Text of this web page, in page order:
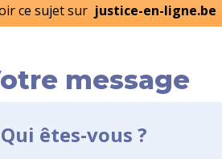
ce sujet sur justice-en-ligne.be
message
Qui êtes-vous ?